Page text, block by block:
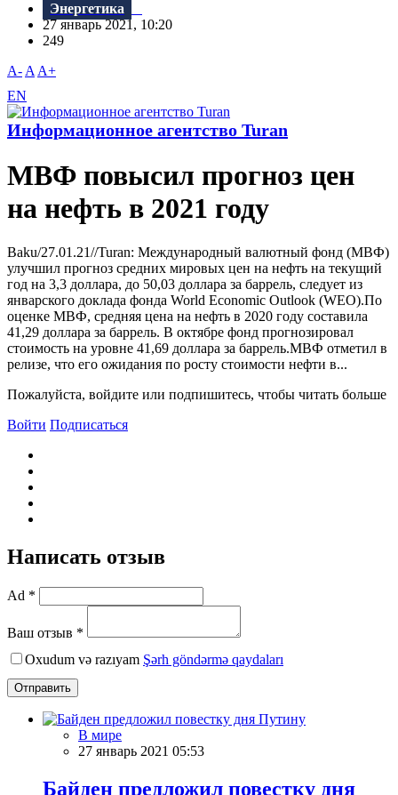
Энергетика
27 январь 2021, 10:20
249
A- A A+
EN
Информационное агентство Turan
МВФ повысил прогноз цен
на нефть в 2021 году
Baku/27.01.21//Turan: Международный валютный фонд (МВФ)
улучшил прогноз средних мировых цен на нефть на текущий
год на 3,3 доллара, до 50,03 доллара за баррель, следует из
январского доклада фонда World Economic Outlook (WEO).По
оценке МВФ, средняя цена на нефть в 2020 году составила
41,29 доллара за баррель. В октябре фонд прогнозировал
стоимость на уровне 41,69 доллара за баррель.МВФ отметил в
релизе, что его ожидания по росту стоимости нефти в...
Пожалуйста, войдите или подпишитесь, чтобы читать больше
Войти Подписаться
Написать отзыв
Ad *
Ваш отзыв *
Oxudum və razıyam Şərh göndərmə qaydaları
Отправить
В мире
27 январь 2021 05:53
Байден предложил повестку дня